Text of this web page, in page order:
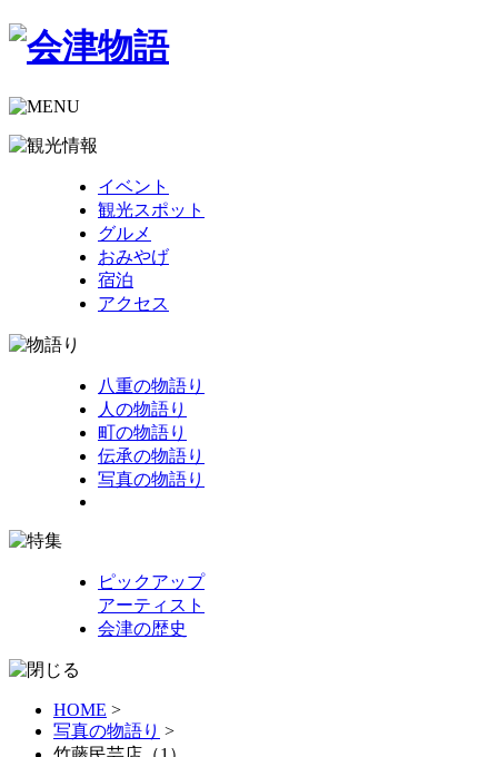
イベント
観光スポット
グルメ
おみやげ
宿泊
アクセス
八重の物語り
人の物語り
町の物語り
伝承の物語り
写真の物語り
ピックアップ
アーティスト
会津の歴史
HOME >
写真の物語り >